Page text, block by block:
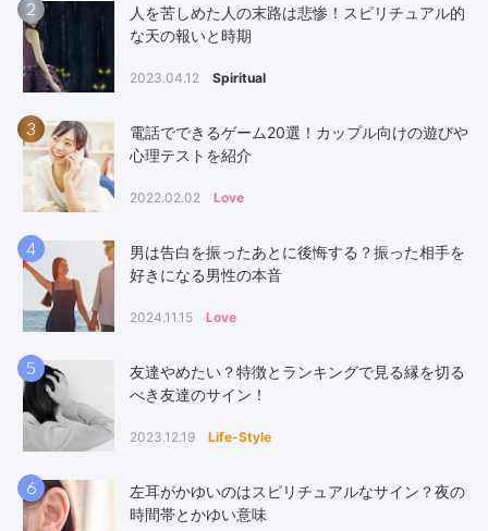
2
人を苦しめた人の末路は悲惨！スピリチュアル的
な天の報いと時期
2023.04.12 Spiritual
3
電話でできるゲーム20選！カップル向けの遊びや
心理テストを紹介
2022.02.02 Love
4
男は告白を振ったあとに後悔する？振った相手を
好きになる男性の本音
2024.11.15 Love
5
友達やめたい？特徴とランキングで見る縁を切る
べき友達のサイン！
2023.12.19 Life-Style
6
左耳がかゆいのはスピリチュアルなサイン？夜の
時間帯とかゆい意味